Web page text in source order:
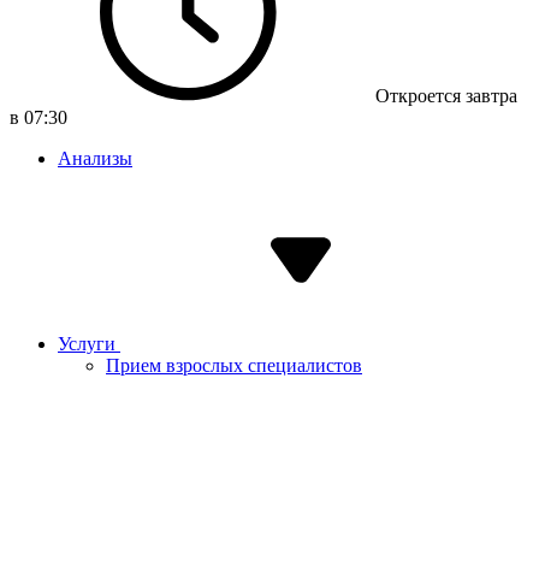
Откроется завтра
в 07:30
Анализы
Услуги
Прием взрослых специалистов